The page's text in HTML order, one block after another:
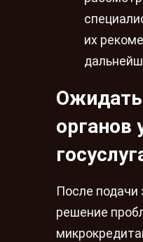
их
органов
После подачи
решение